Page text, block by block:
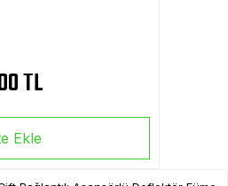
TL
Ekle